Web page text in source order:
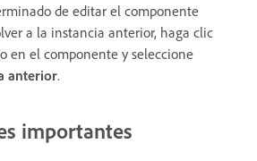
de editar el componente
a la instancia anterior, haga clic
en el componente y seleccione
anterior.
importantes